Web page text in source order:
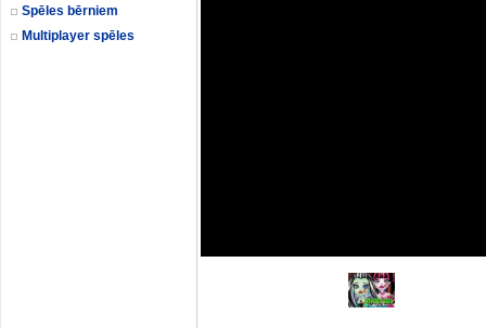
Spēles bērniem
Multiplayer spēles